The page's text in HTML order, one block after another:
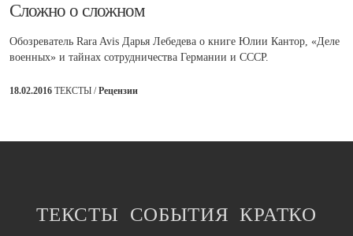
​Сложно о сложном
Обозреватель Rara Avis Дарья Лебедева о книге Юлии Кантор, «Деле
военных» и тайнах сотрудничества Германии и СССР.
18.02.2016 ТЕКСТЫ /Рецензии
ТЕКСТЫ СОБЫТИЯ КРАТКО